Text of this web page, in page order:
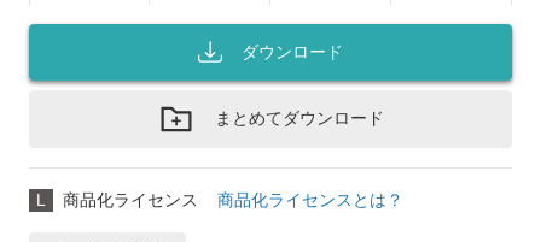
ダウンロード
まとめてダウンロード
L 商品化ライセンス 商品化ライセンスとは？